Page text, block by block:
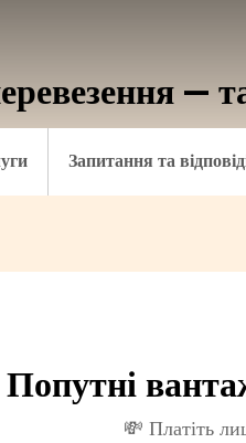
Запитання та
—
Україні та Європі.
Попутні
💸 Платіть